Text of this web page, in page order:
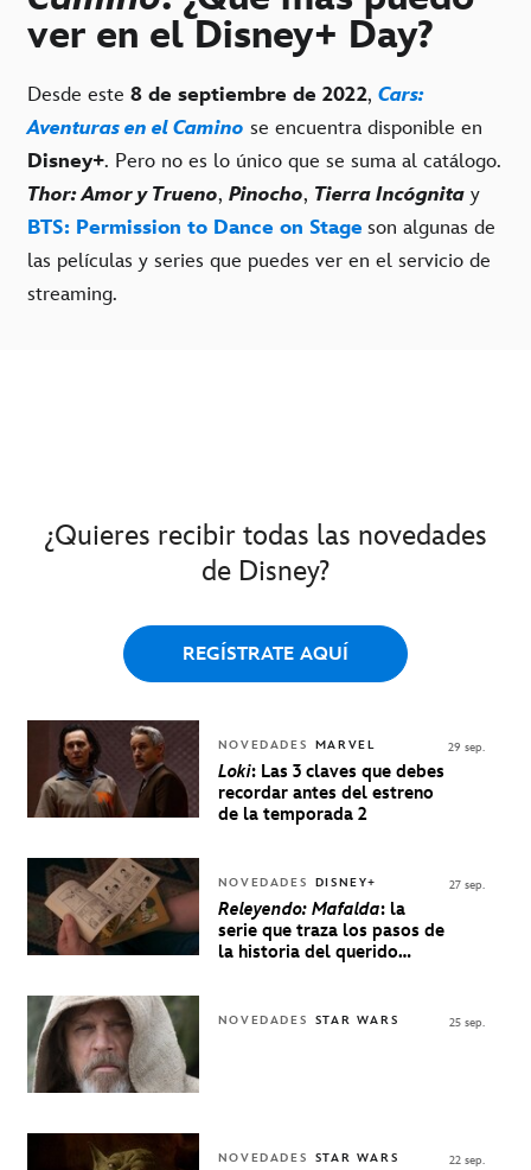
ver en el Disney+ Day?
Desde este 8 de septiembre de 2022, Cars:
Aventuras en el Camino se encuentra disponible en
Disney+. Pero no es lo único que se suma al catálogo.
Thor: Amor y Trueno, Pinocho, Tierra Incógnita y
BTS: Permission to Dance on Stage son algunas de
las películas y series que puedes ver en el servicio de
streaming.
¿Quieres recibir todas las novedades
de Disney?
REGÍSTRATE AQUÍ
NOVEDADES MARVEL
Loki: Las 3 claves que debes
recordar antes del estreno
de la temporada 2
29 sep.
NOVEDADES DISNEY+
Releyendo: Mafalda: la
serie que traza los pasos de
la historia del querido
27 sep.
NOVEDADES STAR WARS 25 sep.
NOVEDADES STAR WARS 22 sep.